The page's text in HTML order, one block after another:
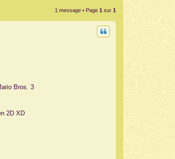
1 message • Page 1 sur 1
Bros. 3
2D XD